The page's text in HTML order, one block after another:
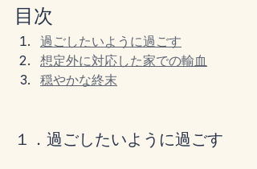
目次
過ごしたいように過ごす
想定外に対応した家での輸血
穏やかな終末
１．過ごしたいように過ごす